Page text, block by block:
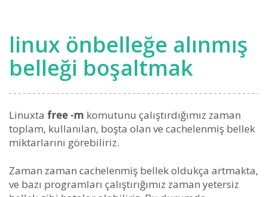
linux önbelleğe alınmış
belleği boşaltmak
Linuxta free -m komutunu çalıştırdığımız zaman
toplam, kullanılan, boşta olan ve cachelenmiş bellek
miktarlarını görebiliriz.
Zaman zaman cachelenmiş bellek oldukça artmakta,
ve bazı programları çalıştırığımız zaman yetersiz